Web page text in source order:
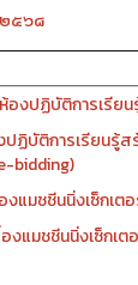
๕๖๘
องปฏิบัติการเรีย
ฏิบัติการเรียนรู้
bidding)
งแมชชีนนิ่งเซ็กเ
งแมชชีนนิ่งเซ็กเ